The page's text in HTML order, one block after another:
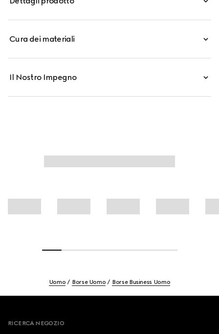
tessuto GG nero spalmata. Completato con finiture tono
Cura dei materiali
Il Nostro Impegno
Uomo Borse Uomo Borse Business Uomo
RICERCA NEGOZIO